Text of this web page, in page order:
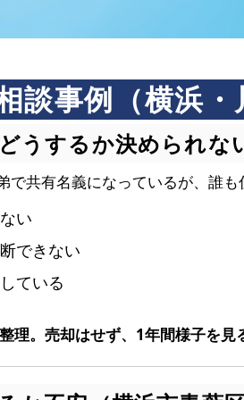
談事例（横浜・
うするか決められな
共有名義になっているが、誰も
い
できない
ている
。売却はせず、1年間様子を見